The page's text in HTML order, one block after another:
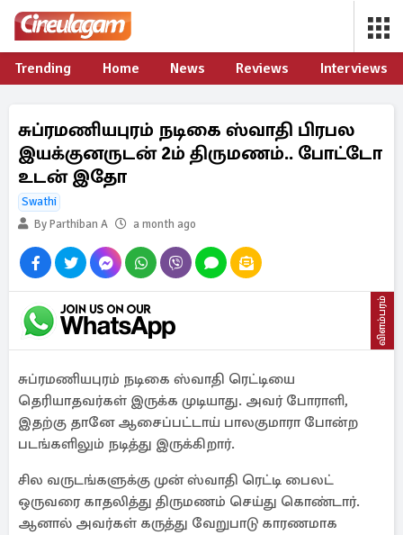
Trending Home News Reviews Interviews
சுப்ரமணியபுரம் நடிகை ஸ்வாதி பிரபல
இயக்குனருடன் 2ம் திருமணம்.. போட்டோ
உடன் இதோ
Swathi
By Parthiban A
a month ago
விளம்பரம்
சுப்ரமணியபுரம் நடிகை ஸ்வாதி ரெட்டியை
தெரியாதவர்கள் இருக்க முடியாது. அவர் போராளி,
இதற்கு தானே ஆசைப்பட்டாய் பாலகுமாரா போன்ற
படங்களிலும் நடித்து இருக்கிறார்.
சில வருடங்களுக்கு முன் ஸ்வாதி ரெட்டி பைலட்
ஒருவரை காதலித்து திருமணம் செய்து கொண்டார்.
ஆனால் அவர்கள் கருத்து வேறுபாடு காரணமாக